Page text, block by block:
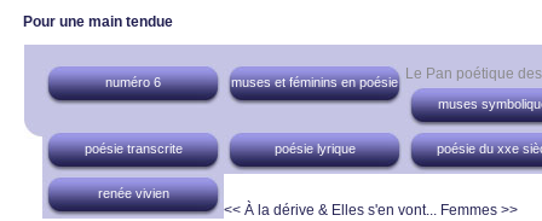
Pour une main tendue
Le Pan poétique
numéro 6
muses et féminins en poésie
muses
poésie transcrite poésie lyrique poésie du xxe
renée vivien
<< À la dérive & Elles s'en vont... Femmes >>